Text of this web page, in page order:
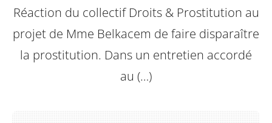
Réaction du collectif Droits & Prostitution au
projet de Mme Belkacem de faire disparaître
la prostitution. Dans un entretien accordé
au (…)